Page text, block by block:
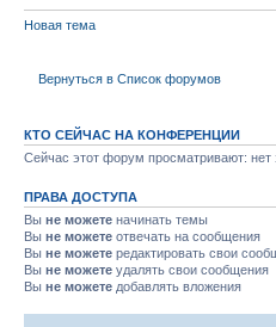
Новая тема
Вернуться в Список форумов
КТО СЕЙЧАС НА КОНФЕРЕНЦИИ
Сейчас этот форум просматривают: нет
ПРАВА ДОСТУПА
Вы не можете начинать темы
Вы не можете отвечать на сообщения
Вы не можете редактировать свои
Вы не можете удалять свои сообщения
Вы не можете добавлять вложения